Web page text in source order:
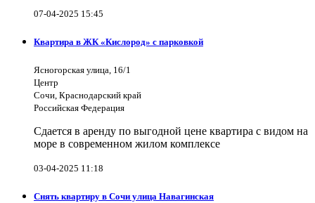
07-04-2025 15:45
Квартира в ЖК «Кислород» с парковкой
Ясногорская улица, 16/1
Центр
Сочи, Краснодарский край
Российская Федерация
Сдается в аренду по выгодной цене квартира с видом на
море в современном жилом комплексе
03-04-2025 11:18
Снять квартиру в Сочи улица Навагинская